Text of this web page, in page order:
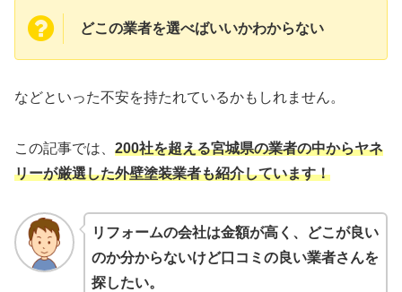
どこの業者を選べばいいかわからない
などといった不安を持たれているかもしれません。
この記事では、 200社を超える宮城県の業者の中からヤネ
リーが厳選した外壁塗装業者も紹介しています！
リフォームの会社は金額が高く、どこが良い
のか分からないけど口コミの良い業者さんを
探したい。